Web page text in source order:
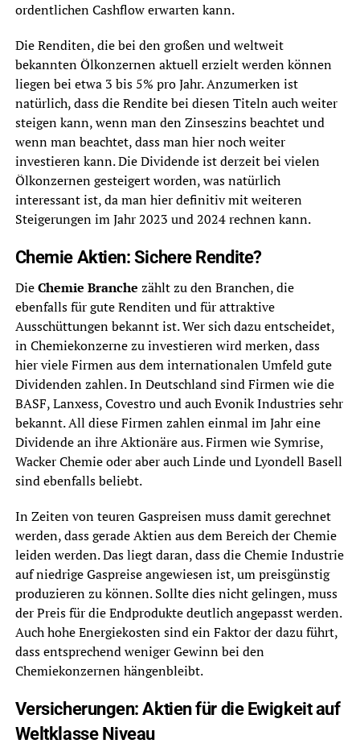
ordentlichen Cashflow erwarten kann.
Die Renditen, die bei den großen und weltweit
bekannten Ölkonzernen aktuell erzielt werden können
liegen bei etwa 3 bis 5% pro Jahr. Anzumerken ist
natürlich, dass die Rendite bei diesen Titeln auch weiter
steigen kann, wenn man den Zinseszins beachtet und
wenn man beachtet, dass man hier noch weiter
investieren kann. Die Dividende ist derzeit bei vielen
Ölkonzernen gesteigert worden, was natürlich
interessant ist, da man hier definitiv mit weiteren
Steigerungen im Jahr 2023 und 2024 rechnen kann.
Chemie Aktien: Sichere Rendite?
DieChemie Branche zählt zu den Branchen, die
ebenfalls für gute Renditen und für attraktive
Ausschüttungen bekannt ist. Wer sich dazu entscheidet,
in Chemiekonzerne zu investieren wird merken, dass
hier viele Firmen aus dem internationalen Umfeld gute
Dividenden zahlen. In Deutschland sind Firmen wie die
BASF, Lanxess, Covestro und auch Evonik Industries sehr
bekannt. All diese Firmen zahlen einmal im Jahr eine
Dividende an ihre Aktionäre aus. Firmen wie Symrise,
Wacker Chemie oder aber auch Linde und Lyondell Basell
sind ebenfalls beliebt.
In Zeiten von teuren Gaspreisen muss damit gerechnet
werden, dass gerade Aktien aus dem Bereich der Chemie
leiden werden. Das liegt daran, dass die Chemie Industrie
auf niedrige Gaspreise angewiesen ist, um preisgünstig
produzieren zu können. Sollte dies nicht gelingen, muss
der Preis für die Endprodukte deutlich angepasst werden.
Auch hohe Energiekosten sind ein Faktor der dazu führt,
dass entsprechend weniger Gewinn bei den
Chemiekonzernen hängenbleibt.
Versicherungen: Aktien für die Ewigkeit auf
Weltklasse Niveau